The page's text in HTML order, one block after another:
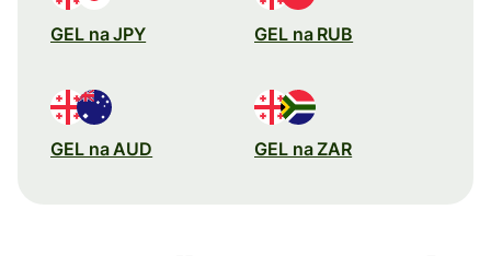
GEL na JPY GEL na RUB
GEL na AUD GEL na ZAR